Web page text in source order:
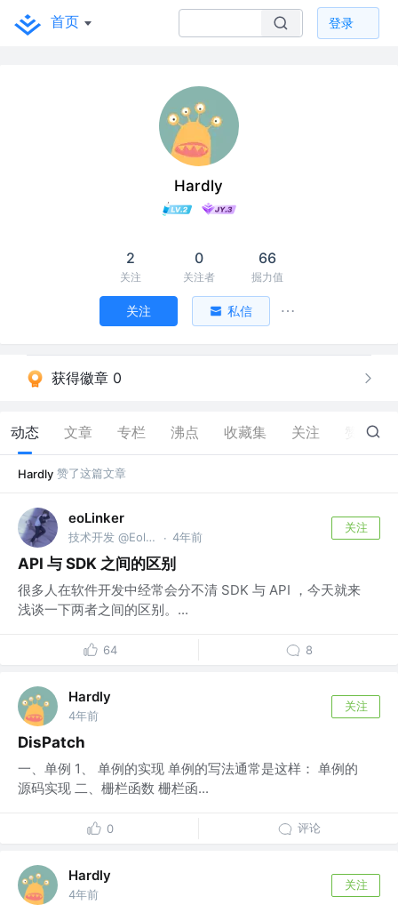
首页 登录
Hardly
2
关注
0
关注者
66
掘力值
关注 私信
获得徽章 0
动态 文章 专栏 沸点 收藏集 关注 4
Hardly 赞了这篇文章
eoLinker
技术开发 @Eolink · 4年前
关注
API 与 SDK 之间的区别
很多人在软件开发中经常会分不清 SDK 与 API ，今天就来
浅谈一下两者之间的区别。...
64 8
Hardly
4年前
关注
DisPatch
一、单例 1、 单例的实现 单例的写法通常是这样： 单例的
源码实现 二、栅栏函数 栅栏函...
0 评论
Hardly
4年前
关注